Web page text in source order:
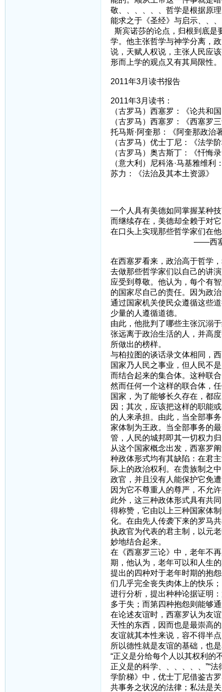
敬、、、、、、哲学是根据原
能求之于《圣经》与启示、、
斯宾诺莎的论点，归根到底是
学。他主张哲学与神学分离，
说，天赋人权说，主张人民应
形而上学的观点又有其局限性。
2011年3月读书报告
2011年3月读书：
（古罗马）西塞罗：《论共和
（古罗马）西塞罗：《西塞罗
托马斯·阿奎那：《阿奎那政治
（古罗马）优士丁尼：《法学
（古罗马）奥古斯丁：《忏悔
（意大利）尼科洛·马基雅维利
苏力：《法治及其本土资源》
一个人具有美德如同掌握某种
而继续存在，美德却全赖于对
在口头上实现那些哲学家
——西塞罗《论
在西塞罗看来，政治高于哲学
去做那些哲学家们以自己的讲
应受到尊敬。他认为，每个有
的国家尽自己的责任。因为政
通过国家机关使民众遵循这些
少量的人遵循道德。
由此，他批判了哪些主张沉溺
张远离于政治生活的人，并高
所做出的榜样。
与柏拉图的谈话录文体相同，
国家乃人民之事业，但人民不
而结合起来的集合体。这种联
然而任何一个这样的联合体，
国家，为了能够长久存在，都
因；其次，应该把这样的职能
的人来承担。由此，当全部事
家体制为王政。当全部事务的
管，人民的城邦即其一切权力
从这个国家概念出发，西塞罗
种政体形式均有其缺陷：在君
际上的政治权利。在贵族制之
政官，并且没有人能保护它免
因为它不尊重人的尊严，不允
此外，这三种政体形式具有共
得称赞，它由以上三种国家体
化。在由先人传袭下来的罗马
执政官为代表的君主制，以元
妙地结合起来。
在《西塞罗三论》中，老年不
期，他认为，老年可以和人生
提出的四种对于老年时期的抱
们几乎完全丧失肉体上的快乐
进行分析，提出种种论据证明
多于失；而第四种抱怨则能够
在论述友谊时，西塞罗认为友
天性的东西，因而也是最崇高
友谊就其本性来说，容不得半
所以德性就是友谊的基础，也
“正义是分给每个人以其权利的
正义是的科学、、、、、、”“
学阶梯》中，优士丁尼借鉴古
共事务之状况的法律；私法是